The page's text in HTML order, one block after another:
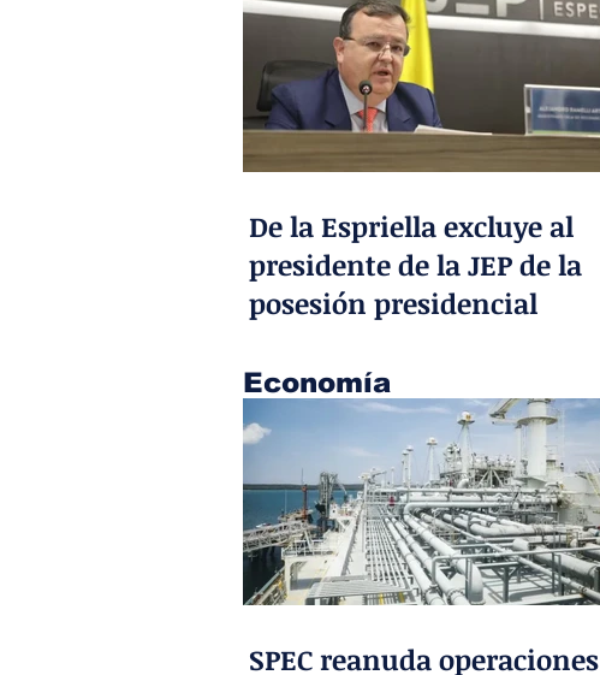
De la Espriella excluye al
presidente de la JEP de la
posesión presidencial
Economía
SPEC reanuda operaciones